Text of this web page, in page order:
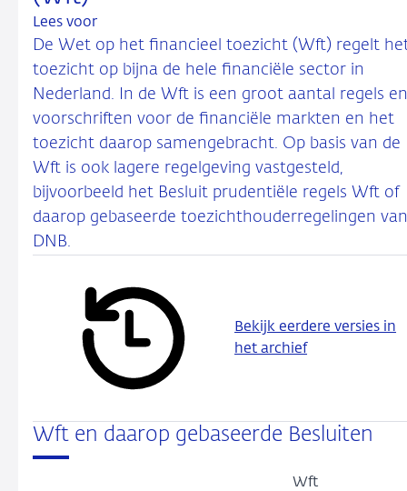
Lees voor
De Wet op het financieel toezicht (Wft) regelt
toezicht op bijna de hele financiële sector in
Nederland. In de Wft is een groot aantal regels en
voorschriften voor de financiële markten en het
toezicht daarop samengebracht. Op basis van de
Wft is ook lagere regelgeving vastgesteld,
bijvoorbeeld het Besluit prudentiële regels Wft of
daarop gebaseerde toezichthouderregelingen van
DNB.
Bekijk eerdere versies in
het archief
Wft en daarop gebaseerde Besluiten
Wft